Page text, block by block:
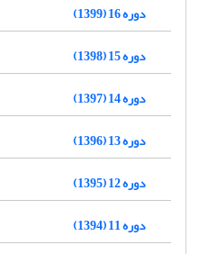
دوره 16 (1399)
دوره 15 (1398)
دوره 14 (1397)
دوره 13 (1396)
دوره 12 (1395)
دوره 11 (1394)